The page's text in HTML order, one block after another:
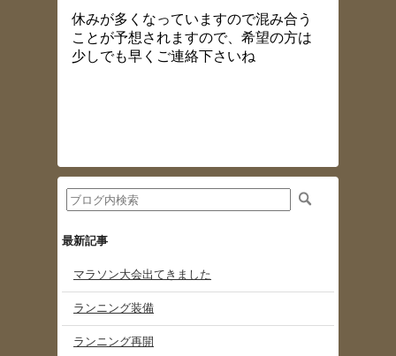
休みが多くなっていますので混み合う
ことが予想されますので、希望の方は
少しでも早くご連絡下さいね
最新記事
マラソン大会出てきました
ランニング装備
ランニング再開